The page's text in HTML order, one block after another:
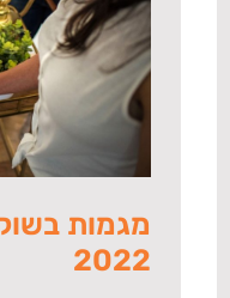
מגמות
2022